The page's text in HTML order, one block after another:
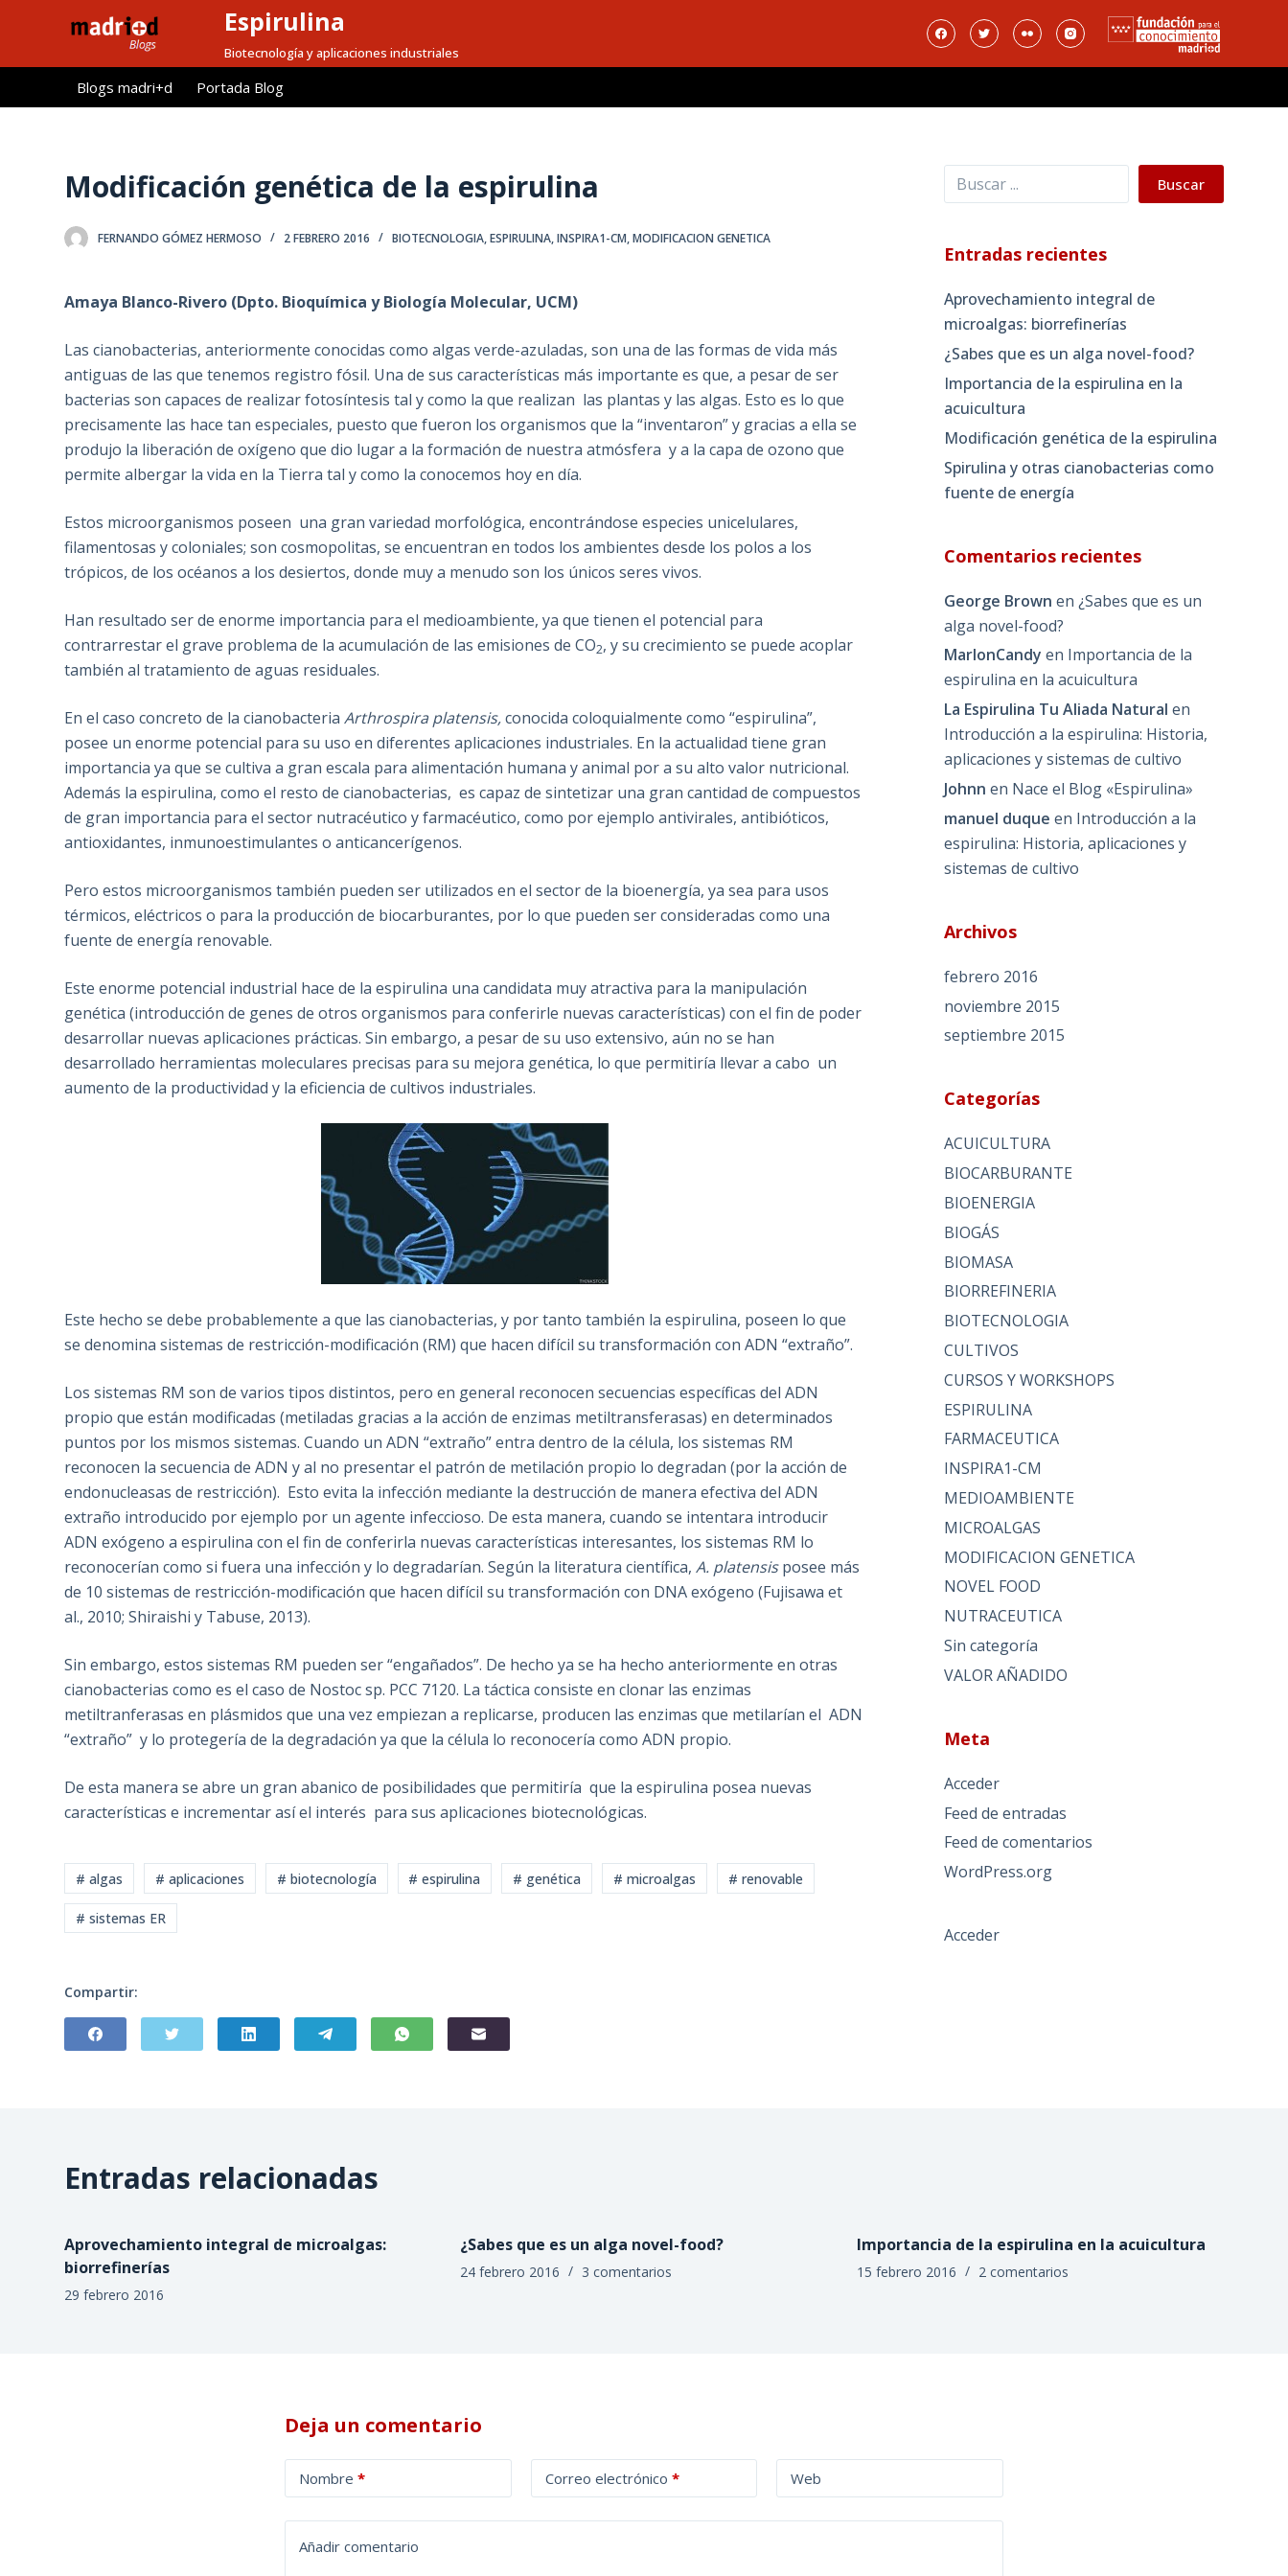
l
Espirulina
Biotecnología y aplicaciones industriales
Blogs madri+d Portada Blog
Modificación genética de la espirulina
FERNANDO GÓMEZ HERMOSO 2 FEBRERO 2016 BIOTECNOLOGIA,ESPIRULINA,INSPIRA1-CM,MODIFICACION GENETICA
Amaya Blanco-Rivero (Dpto. Bioquímica y Biología Molecular, UCM)
Las cianobacterias, anteriormente conocidas como algas verde-azuladas, son una de las formas de vida más
antiguas de las que tenemos registro fósil. Una de sus características más importante es que, a pesar de ser
bacterias son capaces de realizar fotosíntesis tal y como la que realizan las plantas y las algas. Esto es lo que
precisamente las hace tan especiales, puesto que fueron los organismos que la “inventaron” y gracias a ella se
produjo la liberación de oxígeno que dio lugar a la formación de nuestra atmósfera y a la capa de ozono que
permite albergar la vida en la Tierra tal y como la conocemos hoy en día.
Estos microorganismos poseen una gran variedad morfológica, encontrándose especies unicelulares,
filamentosas y coloniales; son cosmopolitas, se encuentran en todos los ambientes desde los polos a los
trópicos, de los océanos a los desiertos, donde muy a menudo son los únicos seres vivos.
Han resultado ser de enorme importancia para el medioambiente, ya que tienen el potencial para
contrarrestar el grave problema de la acumulación de las emisiones de CO2, y su crecimiento se puede acoplar
también al tratamiento de aguas residuales.
En el caso concreto de la cianobacteriaArthrospira platensis,conocida coloquialmente como “espirulina”,
posee un enorme potencial para su uso en diferentes aplicaciones industriales. En la actualidad tiene gran
importancia ya que se cultiva a gran escala para alimentación humana y animal por a su alto valor nutricional.
Además la espirulina, como el resto de cianobacterias, es capaz de sintetizar una gran cantidad de compuestos
de gran importancia para el sector nutracéutico y farmacéutico, como por ejemplo antivirales, antibióticos,
antioxidantes, inmunoestimulantes o anticancerígenos.
Pero estos microorganismos también pueden ser utilizados en el sector de la bioenergía, ya sea para usos
térmicos, eléctricos o para la producción de biocarburantes, por lo que pueden ser consideradas como una
fuente de energía renovable.
Este enorme potencial industrial hace de la espirulina una candidata muy atractiva para la manipulación
genética (introducción de genes de otros organismos para conferirle nuevas características) con el fin de poder
desarrollar nuevas aplicaciones prácticas. Sin embargo, a pesar de su uso extensivo, aún no se han
desarrollado herramientas moleculares precisas para su mejora genética, lo que permitiría llevar a cabo un
aumento de la productividad y la eficiencia de cultivos industriales.
Este hecho se debe probablemente a que las cianobacterias, y por tanto también la espirulina, poseen lo que
se denomina sistemas de restricción-modificación (RM) que hacen difícil su transformación con ADN “extraño”.
Los sistemas RM son de varios tipos distintos, pero en general reconocen secuencias específicas del ADN
propio que están modificadas (metiladas gracias a la acción de enzimas metiltransferasas) en determinados
puntos por los mismos sistemas. Cuando un ADN “extraño” entra dentro de la célula, los sistemas RM
reconocen la secuencia de ADN y al no presentar el patrón de metilación propio lo degradan (por la acción de
endonucleasas de restricción). Esto evita la infección mediante la destrucción de manera efectiva del ADN
extraño introducido por ejemplo por un agente infeccioso. De esta manera, cuando se intentara introducir
ADN exógeno a espirulina con el fin de conferirla nuevas características interesantes, los sistemas RM lo
reconocerían como si fuera una infección y lo degradarían. Según la literatura científica,A. platensisposee más
de 10 sistemas de restricción-modificación que hacen difícil su transformación con DNA exógeno (Fujisawa et
al., 2010; Shiraishi y Tabuse, 2013).
Sin embargo, estos sistemas RM pueden ser “engañados”. De hecho ya se ha hecho anteriormente en otras
cianobacterias como es el caso de Nostoc sp. PCC 7120. La táctica consiste en clonar las enzimas
metiltranferasas en plásmidos que una vez empiezan a replicarse, producen las enzimas que metilarían el ADN
“extraño” y lo protegería de la degradación ya que la célula lo reconocería como ADN propio.
De esta manera se abre un gran abanico de posibilidades que permitiría que la espirulina posea nuevas
características e incrementar así el interés para sus aplicaciones biotecnológicas.
# algas # aplicaciones # biotecnología # espirulina # genética # microalgas # renovable
# sistemas ER
Compartir:
Buscar Buscar
Entradas recientes
Aprovechamiento integral de
microalgas: biorrefinerías
¿Sabes que es un alga novel-food?
Importancia de la espirulina en la
acuicultura
Modificación genética de la espirulina
Spirulina y otras cianobacterias como
fuente de energía
Comentarios recientes
George Brown en¿Sabes que es un
alga novel-food?
MarlonCandy en Importancia de la
espirulina en la acuicultura
La Espirulina Tu Aliada Natural en
Introducción a la espirulina: Historia,
aplicaciones y sistemas de cultivo
Johnn en Nace el Blog «Espirulina»
manuel duque en Introducción a la
espirulina: Historia, aplicaciones y
sistemas de cultivo
Archivos
febrero 2016
noviembre 2015
septiembre 2015
Categorías
ACUICULTURA
BIOCARBURANTE
BIOENERGIA
BIOGÁS
BIOMASA
BIORREFINERIA
BIOTECNOLOGIA
CULTIVOS
CURSOS Y WORKSHOPS
ESPIRULINA
FARMACEUTICA
INSPIRA1-CM
MEDIOAMBIENTE
MICROALGAS
MODIFICACION GENETICA
NOVEL FOOD
NUTRACEUTICA
Sin categoría
VALOR AÑADIDO
Meta
Acceder
Feed de entradas
Feed de comentarios
WordPress.org
Acceder
Entradas relacionadas
Aprovechamiento integral de microalgas:
biorrefinerías
29 febrero 2016
¿Sabes que es un alga novel-food?
24 febrero 2016 3 comentarios
Importancia de la espirulina en la acuicultura
15 febrero 2016 2 comentarios
Deja un comentario
Nombre * Correo electrónico * Web
Añadir comentario
l
t